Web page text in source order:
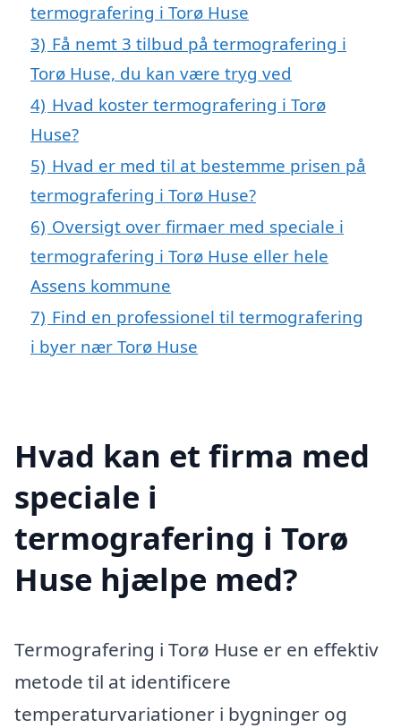
termografering i Torø Huse
3) Få nemt 3 tilbud på termografering i
Torø Huse, du kan være tryg ved
4) Hvad koster termografering i Torø
Huse?
5) Hvad er med til at bestemme prisen på
termografering i Torø Huse?
6) Oversigt over firmaer med speciale i
termografering i Torø Huse eller hele
Assens kommune
7) Find en professionel til termografering
i byer nær Torø Huse
Hvad kan et firma med
speciale i
termografering i Torø
Huse hjælpe med?
Termografering i Torø Huse er en effektiv
metode til at identificere
temperaturvariationer i bygninger og